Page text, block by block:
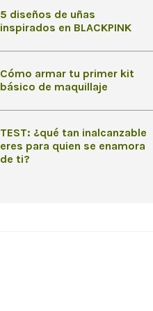
5 diseños de uñas
inspirados en BLACKPINK
Cómo armar tu primer kit
básico de maquillaje
TEST: ¿qué tan inalcanzable
eres para quien se enamora
de ti?